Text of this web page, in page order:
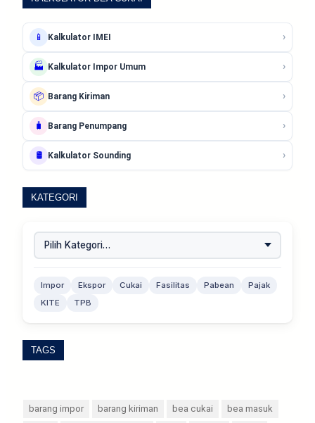
📱 Kalkulator IMEI ›
🏭 Kalkulator Impor Umum ›
📦 Barang Kiriman ›
🧳 Barang Penumpang ›
🛢️ Kalkulator Sounding ›
KATEGORI
Impor Ekspor Cukai Fasilitas Pabean
Pajak
KITE
TPB
TAGS
barang impor barang kiriman bea cukai
bea masuk